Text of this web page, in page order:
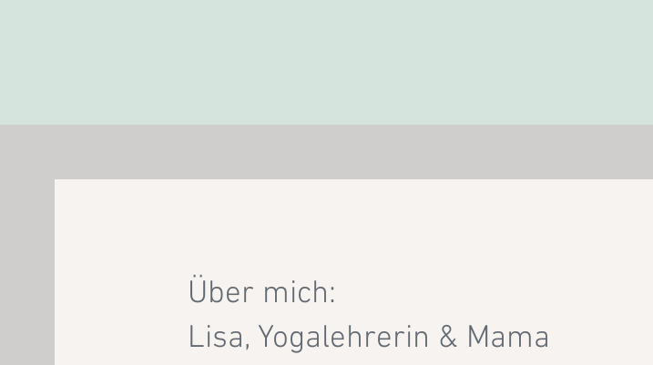
Über mich:
Lisa, Yogalehrerin & Mama